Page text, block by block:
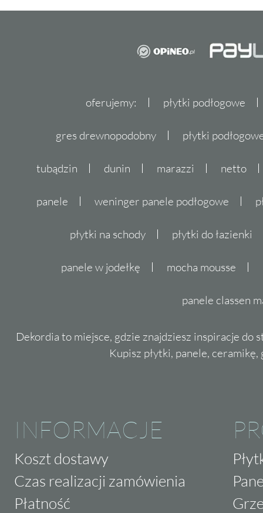
oferujemy: płytki podłogowe
gres drewnopodobny płytki
tubądzin dunin marazzi netto
panele weninger panele podłogowe
płytki na schody płytki do łazienki
panele w jodełkę mocha mousse
panele classen
Dekordia to miejsce, gdzie znajdziesz inspiracje do
Kupisz płytki, panele,
INFORMACJE
Koszt dostawy
Czas realizacji zamówienia
Płatność